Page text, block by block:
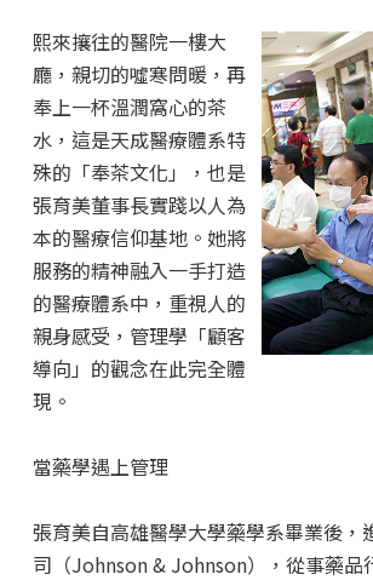
企業導師計畫
熙來攘往的醫院一樓大
廳，親切的噓寒問暖，再
奉上一杯溫潤窩心的茶
水，這是天成醫療體系特
殊的「奉茶文化」，也是
張育美董事長實踐以人為
本的醫療信仰基地。她將
服務的精神融入一手打造
的醫療體系中，重視人的
親身感受，管理學「顧客
導向」的觀念在此完全體
現。
當藥學遇上管理
張育美自高雄醫學大學藥學系畢業後，
司（Johnson & Johnson），從事藥品